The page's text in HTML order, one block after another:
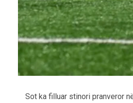
Sot ka filluar stinori pranveror